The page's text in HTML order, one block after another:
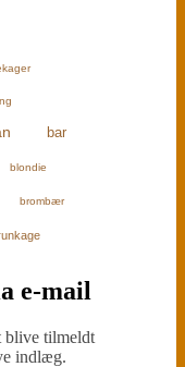
bar
blondie
brombær
e-mail
blive tilmeldt
indlæg.